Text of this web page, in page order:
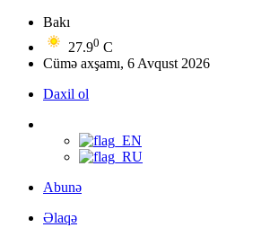
Bakı
27.90 C
Cümə axşamı, 6 Avqust 2026
Daxil ol
Abunə
Əlaqə